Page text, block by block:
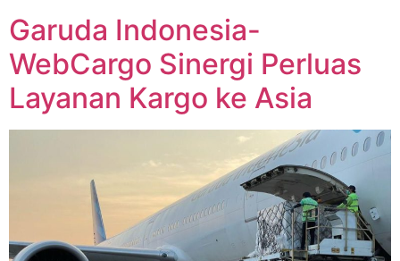
Garuda Indonesia-
WebCargo Sinergi Perluas
Layanan Kargo ke Asia